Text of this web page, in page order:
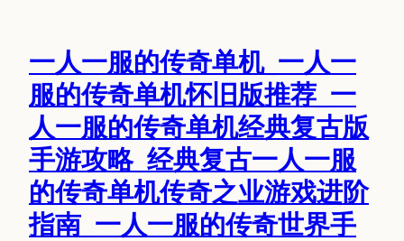
一人一服的传奇单机_一人一
服的传奇单机怀旧版推荐_一
人一服的传奇单机经典复古版
手游攻略_经典复古一人一服
的传奇单机传奇之业游戏进阶
指南_一人一服的传奇世界手